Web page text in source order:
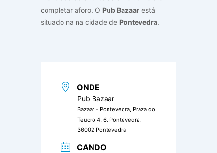
completar aforo. O Pub Bazaar está
situado na na cidade de Pontevedra.
ONDE
Pub Bazaar
Bazaar - Pontevedra, Praza do
Teucro 4, 6, Pontevedra,
36002 Pontevedra
CANDO